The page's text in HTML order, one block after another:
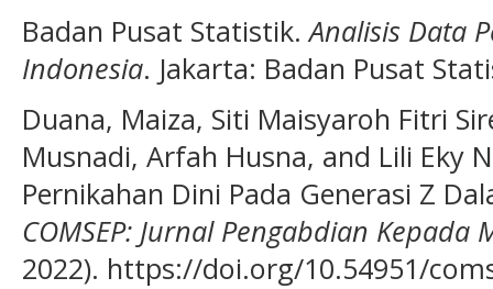
Badan Pusat Statistik.Analisis Data
Indonesia. Jakarta: Badan Pusat
Duana, Maiza, Siti Maisyaroh Fitri
Musnadi, Arfah Husna, and Lili Eky
Pernikahan Dini Pada Generasi Z
COMSEP: Jurnal Pengabdian Kepada
2022). https://doi.org/10.54951/